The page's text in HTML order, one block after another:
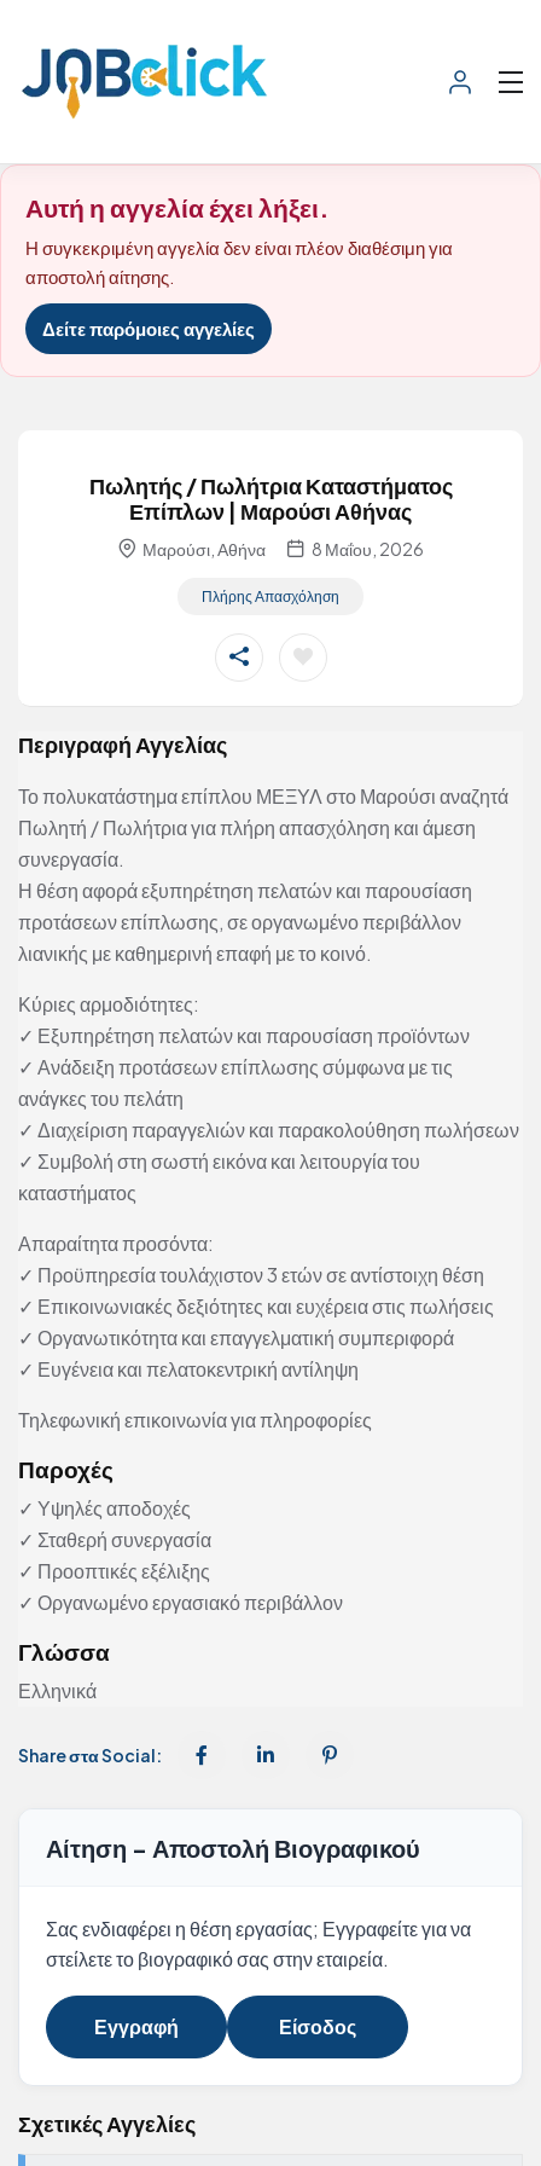
Αυτή η αγγελία έχει λήξει.
Η συγκεκριμένη αγγελία δεν είναι πλέον διαθέσιμη για
αποστολή αίτησης.
Δείτε παρόμοιες αγγελίες
Πωλητής / Πωλήτρια Καταστήματος
Επίπλων | Μαρούσι Αθήνας
Μαρούσι, Αθήνα 8 Μαΐου, 2026
Πλήρης Απασχόληση
Περιγραφή Αγγελίας
Το πολυκατάστημα επίπλου ΜΕΞΥΛ στο Μαρούσι αναζητά
Πωλητή / Πωλήτρια για πλήρη απασχόληση και άμεση
συνεργασία.
Η θέση αφορά εξυπηρέτηση πελατών και παρουσίαση
προτάσεων επίπλωσης, σε οργανωμένο περιβάλλον
λιανικής με καθημερινή επαφή με το κοινό.
Κύριες αρμοδιότητες:
✓ Εξυπηρέτηση πελατών και παρουσίαση προϊόντων
✓ Ανάδειξη προτάσεων επίπλωσης σύμφωνα με τις
ανάγκες του πελάτη
✓ Διαχείριση παραγγελιών και παρακολούθηση πωλήσεων
✓ Συμβολή στη σωστή εικόνα και λειτουργία του
καταστήματος
Απαραίτητα προσόντα:
✓ Προϋπηρεσία τουλάχιστον 3 ετών σε αντίστοιχη θέση
✓ Επικοινωνιακές δεξιότητες και ευχέρεια στις πωλήσεις
✓ Οργανωτικότητα και επαγγελματική συμπεριφορά
✓ Ευγένεια και πελατοκεντρική αντίληψη
Τηλεφωνική επικοινωνία για πληροφορίες
Παροχές
✓ Υψηλές αποδοχές
✓ Σταθερή συνεργασία
✓ Προοπτικές εξέλιξης
✓ Οργανωμένο εργασιακό περιβάλλον
Γλώσσα
Ελληνικά
Share στα Social:
Αίτηση - Αποστολή Βιογραφικού
Σας ενδιαφέρει η θέση εργασίας; Εγγραφείτε για να
στείλετε το βιογραφικό σας στην εταιρεία.
Εγγραφή Είσοδος
Σχετικές Αγγελίες